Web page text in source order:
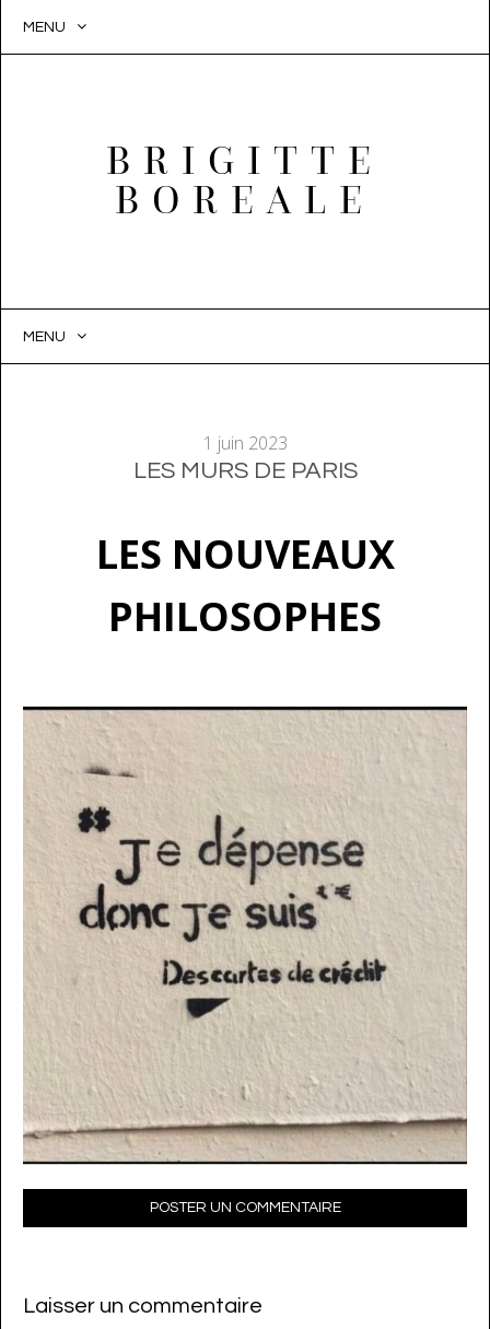
MENU
BRIGITTE
BOREALE
MENU
1 juin 2023
LES MURS DE PARIS
LES NOUVEAUX
PHILOSOPHES
POSTER UN COMMENTAIRE
Laisser un commentaire